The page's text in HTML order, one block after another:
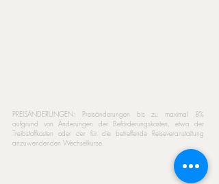
PREISÄNDERUNGEN: Preisänderungen bis zu maximal 8%
aufgrund von Änderungen der Beförderungskosten, etwa der
Treibstoffkosten oder der für die betreffende Reiseveranstaltung
anzuwendenden Wechselkurse.